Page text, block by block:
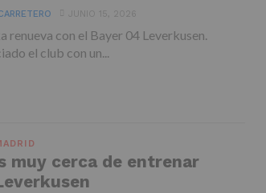
JUNIO 15, 2026
renueva con el Bayer 04 Leverkusen.
el club con un...
muy cerca de entrenar